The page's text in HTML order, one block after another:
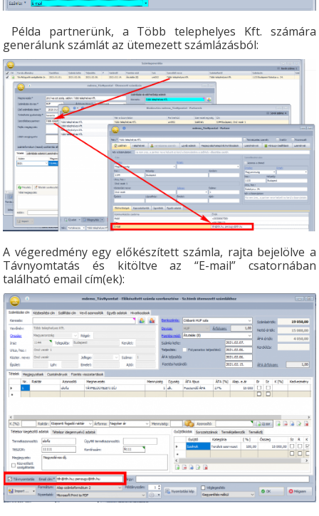
Példa partnerünk, a Több telephelyes Kft. számára
generálunk számlát az ütemezett számlázásból:
A végeredmény egy előkészített számla, rajta bejelölve a
Távnyomtatás és kitöltve az “E-mail” csatornában
található email cím(ek):